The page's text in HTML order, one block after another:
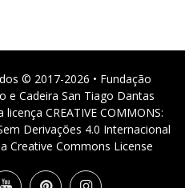
© 2017-2026 • Fundação
e Cadeira San Tiago Dantas
CREATIVE COMMONS:
Derivações 4.0 Internacional
Creative Commons License